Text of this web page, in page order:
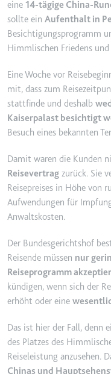
Zweck:
Ablauf:
2
Typ:
_ga_#
Anbieter:
Zweck:
zu
Ablauf:
2
Typ:
_gcl_au
Anbieter:
Ablauf:
180
Typ:
YSC
Anbieter:
Zweck:
Ablauf:
Typ:
eine 14-tägige China-
sollte ein Aufenthalt in
Besichtigungsprogramm
Himmlischen Friedens
Eine Woche vor
mit, dass zum
stattfinde und deshalb
Kaiserpalast besichtigt
Besuch eines bekannten
Damit waren die Kunden
Reisevertrag zurück. Sie
Reisepreises in Höhe von
Aufwendungen für
Anwaltskosten.
Der Bundesgerichtshof
Reisende müssen nur
Reiseprogramm
kündigen, wenn sich der
erhöht oder eine
Das ist hier der Fall, denn
des Platzes des
Reiseleistung anzusehen.
Chinas und